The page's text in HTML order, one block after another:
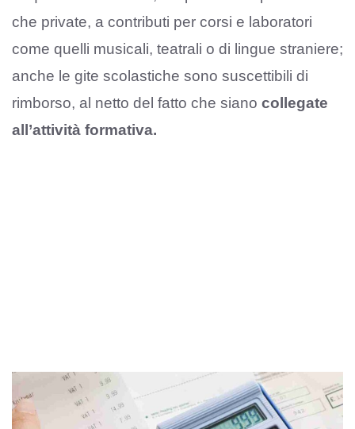
che private, a contributi per corsi e laboratori
come quelli musicali, teatrali o di lingue straniere;
anche le gite scolastiche sono suscettibili di
rimborso, al netto del fatto che siano collegate
all’attività formativa.